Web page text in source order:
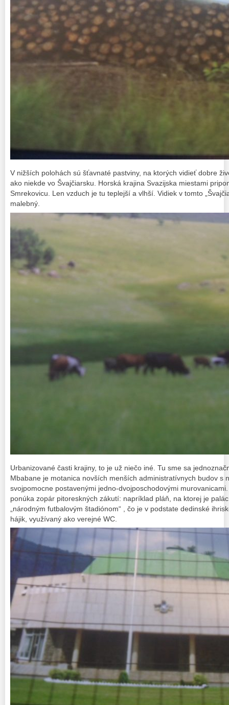
V nižších polohách sú šťavnaté pastviny, na ktorých vidieť dobre
ako niekde vo Švajčiarsku. Horská krajina Svazijska miestami
Smrekovicu. Len vzduch je tu teplejší a vlhší. Vidiek v tomto
malebný.
Urbanizované časti krajiny, to je už niečo iné. Tu sme sa
Mbabane je motanica novších menších administratívnych budov s
svojpomocne postavenými jedno-dvojposchodovými
ponúka zopár pitoreskných zákutí: napríklad pláň, na ktorej je
„národným futbalovým štadiónom“ , čo je v podstate dedinské
hájik, využívaný ako verejné WC.